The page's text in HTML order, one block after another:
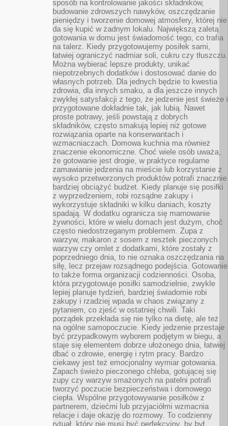
sposób na kontrolowanie jakości składników,
budowanie zdrowszych nawyków, oszczędzanie
pieniędzy i tworzenie domowej atmosfery, której nie
da się kupić w żadnym lokalu. Największą zaletą
gotowania w domu jest świadomość tego, co trafia
na talerz. Kiedy przygotowujemy posiłek sami,
łatwiej ograniczyć nadmiar soli, cukru czy tłuszczu.
Można wybierać lepsze produkty, unikać
niepotrzebnych dodatków i dostosować danie do
własnych potrzeb. Dla jednych będzie to kwestia
zdrowia, dla innych smaku, a dla jeszcze innych
zwykłej satysfakcji z tego, że jedzenie jest świeże i
przygotowane dokładnie tak, jak lubią. Nawet
proste potrawy, jeśli powstają z dobrych
składników, często smakują lepiej niż gotowe
rozwiązania oparte na konserwantach i
wzmacniaczach. Domowa kuchnia ma również
znaczenie ekonomiczne. Choć wiele osób uważa,
że gotowanie jest drogie, w praktyce regularne
zamawianie jedzenia na mieście lub korzystanie z
wysoko przetworzonych produktów potrafi znacznie
bardziej obciążyć budżet. Kiedy planuje się posiłki
z wyprzedzeniem, robi rozsądne zakupy i
wykorzystuje składniki w kilku daniach, koszty
spadają. W dodatku ogranicza się marnowanie
żywności, które w wielu domach jest dużym, choć
często niedostrzeganym problemem. Zupa z
warzyw, makaron z sosem z resztek pieczonych
warzyw czy omlet z dodatkami, które zostały z
poprzedniego dnia, to nie oznaka oszczędzania na
siłę, lecz przejaw rozsądnego podejścia. Gotowanie
to także forma organizacji codzienności. Osoba,
która przygotowuje posiłki samodzielnie, zwykle
lepiej planuje tydzień, bardziej świadomie robi
zakupy i rzadziej wpada w chaos związany z
pytaniem, co zjeść w ostatniej chwili. Taki
porządek przekłada się nie tylko na dietę, ale też
na ogólne samopoczucie. Kiedy jedzenie przestaje
być przypadkowym wyborem podjętym w biegu, a
staje się elementem dobrze ułożonego dnia, łatwiej
dbać o zdrowie, energię i rytm pracy. Bardzo
ciekawy jest też emocjonalny wymiar gotowania.
Zapach świeżo pieczonego chleba, gotującej się
zupy czy warzyw smażonych na patelni potrafi
tworzyć poczucie bezpieczeństwa i domowego
ciepła. Wspólne przygotowywanie posiłków z
partnerem, dziećmi lub przyjaciółmi wzmacnia
relacje i daje okazję do rozmowy. To codzienny
rytuał, który nie musi być perfekcyjny, by był